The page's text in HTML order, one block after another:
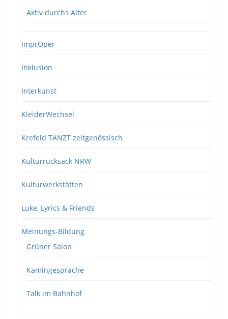
Aktiv durchs Alter
ImprOper
Inklusion
Interkunst
KleiderWechsel
Krefeld TANZT zeitgenössisch
Kulturrucksack NRW
Kulturwerkstätten
Luke, Lyrics & Friends
Meinungs-Bildung
Grüner Salon
Kamingespräche
Talk im Bahnhof